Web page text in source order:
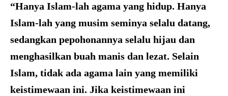
“Hanya Islam-lah agama yang hidup. Hanya
Islam-lah yang musim seminya selalu datang,
sedangkan pepohonannya selalu hijau dan
menghasilkan buah manis dan lezat. Selain
Islam, tidak ada agama lain yang memiliki
keistimewaan ini. Jika keistimewaan ini